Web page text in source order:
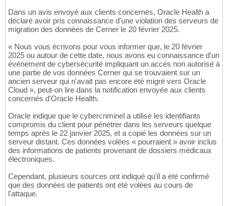
Dans un avis envoyé aux clients concernés, Oracle Health a
déclaré avoir pris connaissance d'une violation des serveurs de
migration des données de Cerner le 20 février 2025.
« Nous vous écrivons pour vous informer que, le 20 février
2025 ou autour de cette date, nous avons eu connaissance d'un
événement de cybersécurité impliquant un accès non autorisé à
une partie de vos données Cerner qui se trouvaient sur un
ancien serveur qui n'avait pas encore été migré vers Oracle
Cloud », peut-on lire dans la notification envoyée aux clients
concernés d'Oracle Health.
Oracle indique que le cybercriminel a utilisé les identifiants
compromis du client pour pénétrer dans les serveurs quelque
temps après le 22 janvier 2025, et a copié les données sur un
serveur distant. Ces données volées « pourraient » avoir inclus
des informations de patients provenant de dossiers médicaux
électroniques.
Cependant, plusieurs sources ont indiqué qu'il a été confirmé
que des données de patients ont été volées au cours de
l'attaque.